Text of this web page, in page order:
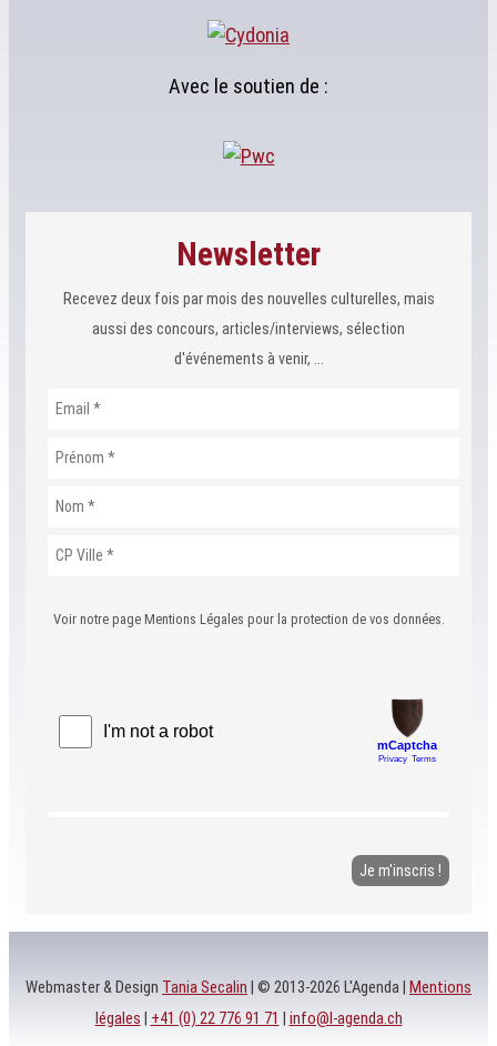
Avec le soutien de :
Newsletter
Recevez deux fois par mois des nouvelles culturelles, mais
aussi des concours, articles/interviews, sélection
d'événements à venir, ...
Voir notre page Mentions Légales pour la protection de vos données.
Webmaster & Design Tania Secalin | © 2013-2026 L'Agenda | Mentions
légales | +41 (0) 22 776 91 71 | info@l-agenda.ch